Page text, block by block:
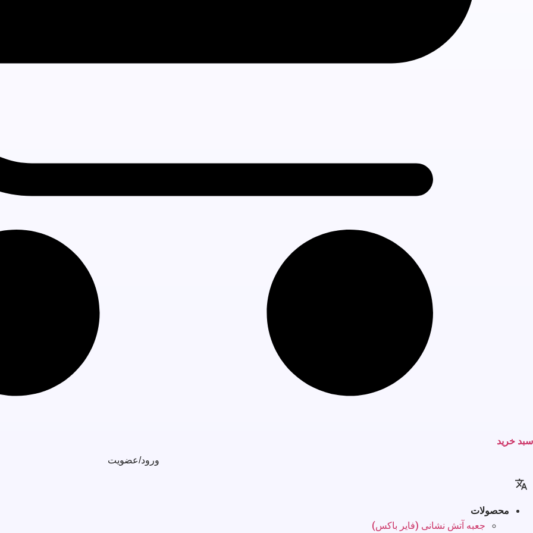
سبد خرید
ورود/عضویت
محصولات
جعبه آتش نشانی (فایر باکس)